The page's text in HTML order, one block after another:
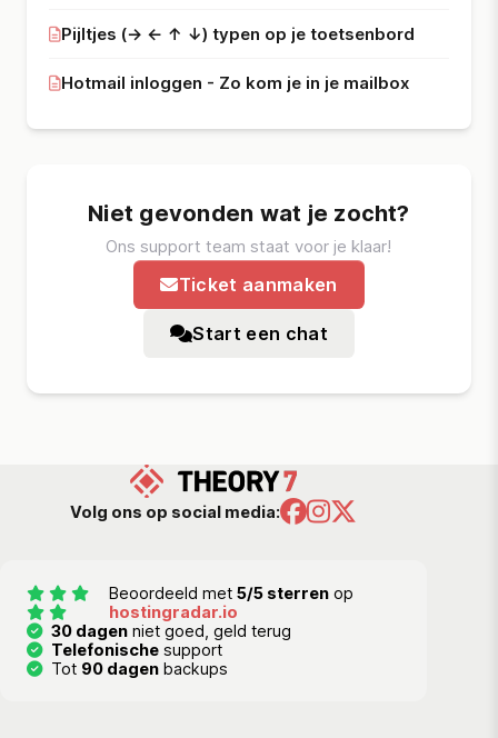
Pijltjes (→ ← ↑ ↓) typen op je toetsenbord
Hotmail inloggen - Zo kom je in je mailbox
Niet gevonden wat je zocht?
Ons support team staat voor je klaar!
Ticket aanmaken
Start een chat
Volg ons op social media:
Beoordeeld met 5/5 sterrenop
hostingradar.io
30 dagen niet goed, geld terug
Telefonische support
Tot 90 dagen backups